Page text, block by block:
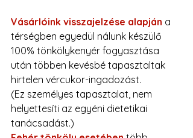
Vásárlóink visszajelzése alapján a
térségben egyedül nálunk készülő
100% tönkölykenyér fogyasztása
után többen kevésbé tapasztaltak
hirtelen vércukor-ingadozást.
(Ez személyes tapasztalat, nem
helyettesíti az egyéni dietetikai
tanácsadást.)